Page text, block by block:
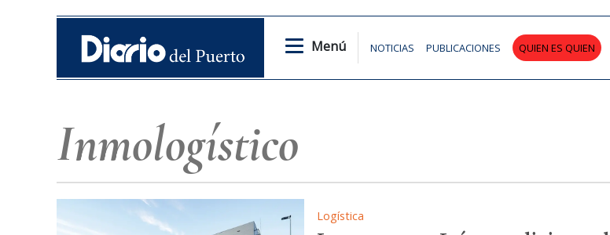
Menú NOTICIAS PUBLICACIONES QUIEN ES QUIEN
Inmologístico
Logística